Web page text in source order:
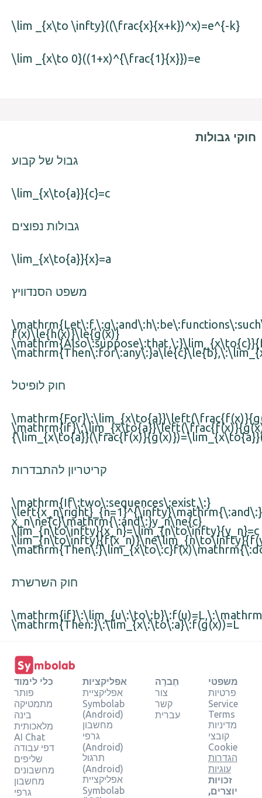
\lim _{x\to \infty}((\frac{x}{x+k})^x)=e^{-k}
\lim _{x\to 0}((1+x)^{\frac{1}{x}})=e
חוקי גבולות
גבול של קבוע
\lim_{x\to{a}}{c}=c
גבולות נפוצים
\lim_{x\to{a}}{x}=a
משפט הסנדוויץ
f(x)\le{h(x)}\le{g(x)}
חוק לופיטל
קריטריון להתבדרות
\mathrm{If\:two\:sequences\:exist,\:}
x_n\ne{c}\mathrm{\:and\:}y_n\ne{c}
\lim_{n\to\infty}{x_n}=\lim_{n\to\infty}{y_n}=c
חוק השרשרת
\mathrm{Then:}\:\lim_{x\:\to\:a}\:f(g(x))=L
כלי לימוד
פותר
מתמטיקה
בינה
מלאכותית
AI Chat
דפי עבודה
שליפים
מחשבונים
מחשבון
גרפי
אפליקציות
אפליקציית
Symbolab
(Android)
מחשבון
גרפי
(Android)
תרגול
(Android)
אפליקציית
Symbolab
חֶברָה
צור
קשר
עברית
משפטי
פרטיות
Service
Terms
מדיניות
קובצי
Cookie
הגדרות
עוגיות
זכויות
יוצרים,